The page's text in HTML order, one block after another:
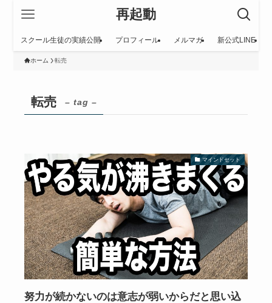
再起動
スクール生徒の実績公開 プロフィール メルマガ 新公式LINE
ホーム 転売
転売 – tag –
マインドセット
努力が続かないのは意志が弱いからだと思い込